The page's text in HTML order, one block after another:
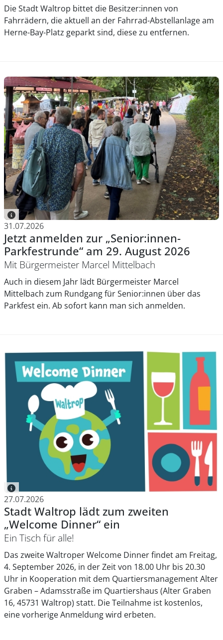
Die Stadt Waltrop bittet die Besitzer:innen von
Fahrrädern, die aktuell an der Fahrrad-Abstellanlage am
Herne-Bay-Platz geparkt sind, diese zu entfernen.
31.07.2026
Jetzt anmelden zur „Senior:innen-
Parkfestrunde“ am 29. August 2026
Mit Bürgermeister Marcel Mittelbach
Auch in diesem Jahr lädt Bürgermeister Marcel
Mittelbach zum Rundgang für Senior:innen über das
Parkfest ein. Ab sofort kann man sich anmelden.
27.07.2026
Stadt Waltrop lädt zum zweiten
„Welcome Dinner“ ein
Ein Tisch für alle!
Das zweite Waltroper Welcome Dinner findet am Freitag,
4. September 2026, in der Zeit von 18.00 Uhr bis 20.30
Uhr in Kooperation mit dem Quartiersmanagement Alter
Graben – Adamsstraße im Quartiershaus (Alter Graben
16, 45731 Waltrop) statt. Die Teilnahme ist kostenlos,
eine vorherige Anmeldung wird erbeten.